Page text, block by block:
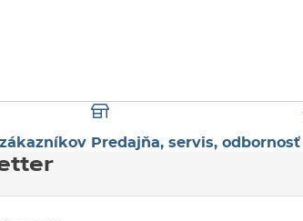
Predajňa, servis, odbornosť